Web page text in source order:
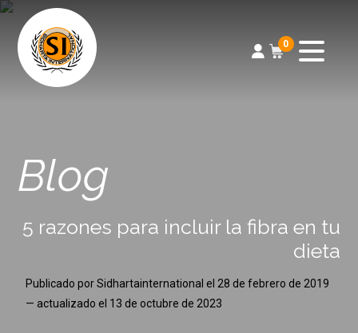
0
Blog
5 razones para incluir la fibra en tu
dieta
Publicado porSidhartainternational el 28 de febrero de 2019
— actualizado el 13 de octubre de 2023